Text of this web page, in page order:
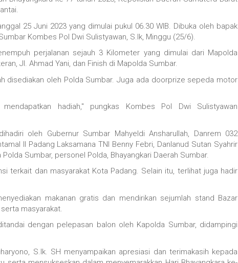
25 Juni 2023 yang dimulai pukul 06.30 WIB. Dibuka oleh bapak
Kombes Pol Dwi Sulistyawan, S.Ik, Minggu (25/6).
perjalanan sejauh 3 Kilometer yang dimulai dari Mapolda
Jl. Ahmad Yani, dan Finish di Mapolda Sumbar.
disediakan oleh Polda Sumbar. Juga ada doorprize sepeda motor
hadiah," pungkas Kombes Pol Dwi Sulistyawan
oleh Gubernur Sumbar Mahyeldi Ansharullah, Danrem 032
II Padang Laksamana TNI Benny Febri, Danlanud Sutan Syahrir
Sumbar, personel Polda, Bhayangkari Daerah Sumbar.
terkait dan masyarakat Kota Padang. Selain itu, terlihat juga hadir
makanan gratis dan mendirikan sejumlah stand Bazar
masyarakat.
dengan pelepasan balon oleh Kapolda Sumbar, didampingi
S.Ik. SH menyampaikan apresiasi dan terimakasih kepada